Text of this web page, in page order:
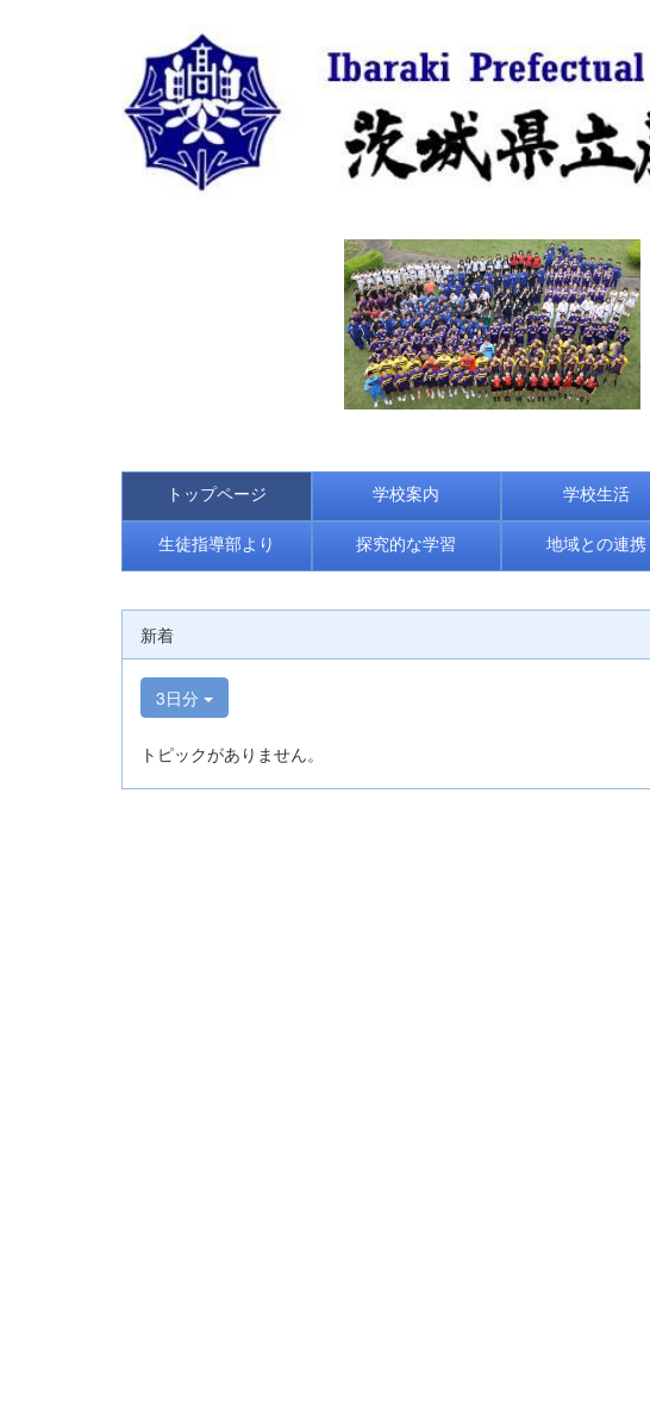
トップページ 学校案内 学校生活
生徒指導部より 探究的な学習 地域との連携
新着
3日分
トピックがありません。